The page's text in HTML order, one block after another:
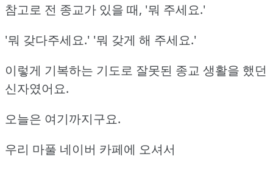
참고로 전 종교가 있을 때, '뭐 주세요.'
'뭐 갖다주세요.' '뭐 갖게 해 주세요.'
이렇게 기복하는 기도로 잘못된 종교 생활을 했던
신자였어요.
오늘은 여기까지구요.
우리 마풀 네이버 카페에 오셔서